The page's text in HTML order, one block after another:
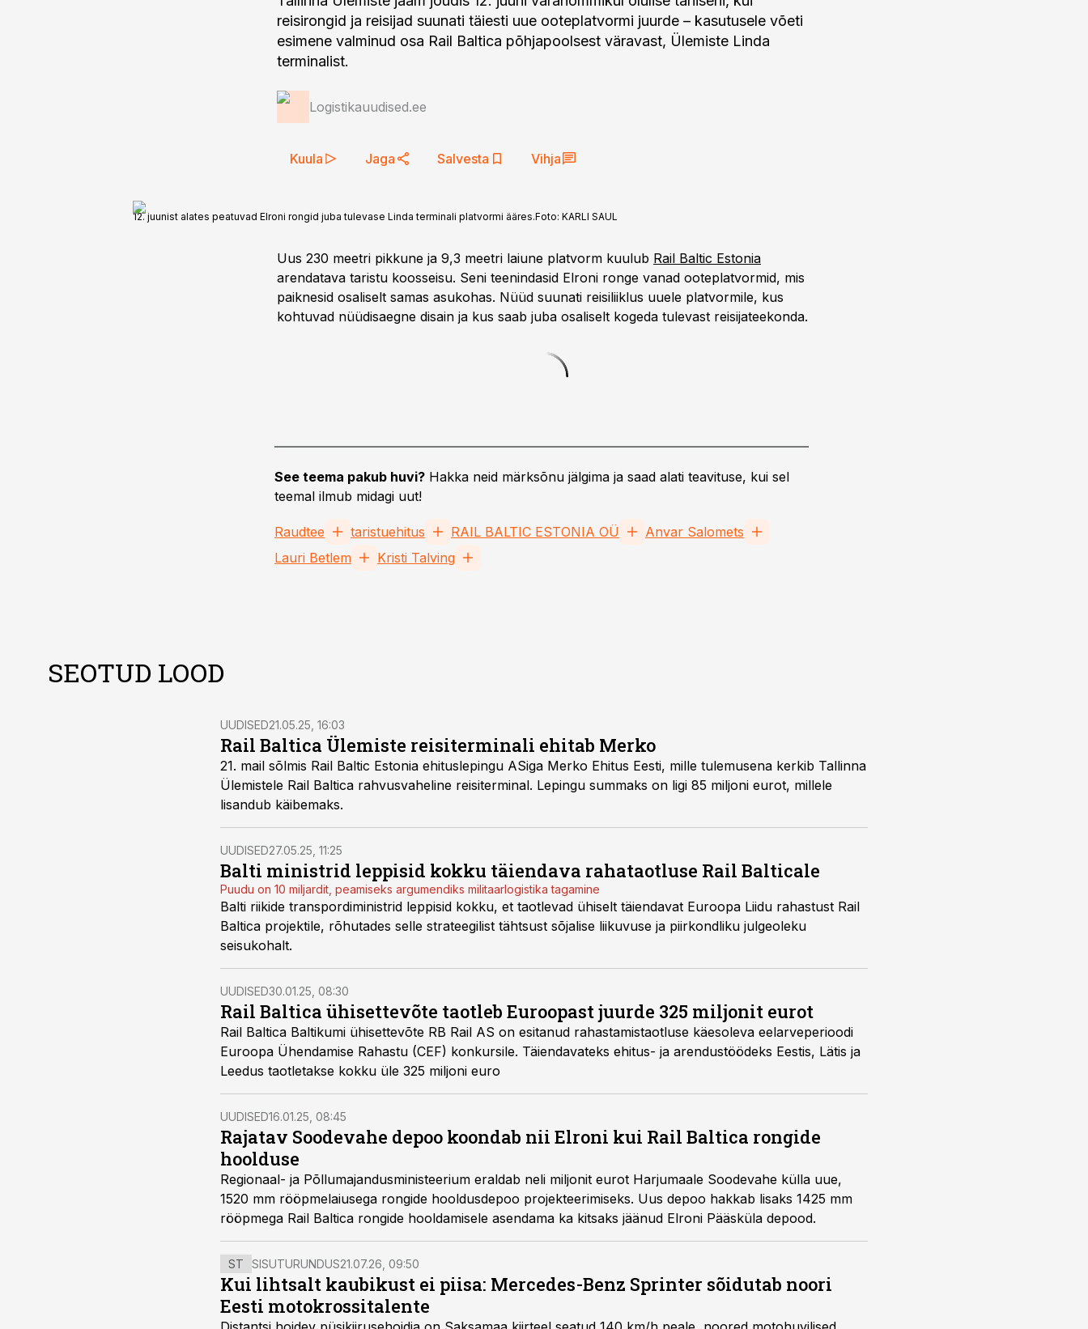
reisirongid ja reisijad suunati täiesti uue ooteplatvormi juurde – kasutusele võeti
esimene valminud osa Rail Baltica põhjapoolsest väravast, Ülemiste Linda
terminalist.
Logistikauudised.ee
Kuula Jaga Salvesta Vihja
12. juunist alates peatuvad Elroni rongid juba tulevase Linda terminali platvormi ääres.Foto: KARLI SAUL
Uus 230 meetri pikkune ja 9,3 meetri laiune platvorm kuulub Rail Baltic Estonia
arendatava taristu koosseisu. Seni teenindasid Elroni ronge vanad ooteplatvormid, mis
paiknesid osaliselt samas asukohas. Nüüd suunati reisiliiklus uuele platvormile, kus
kohtuvad nüüdisaegne disain ja kus saab juba osaliselt kogeda tulevast reisijateekonda.
See teema pakub huvi? Hakka neid märksõnu jälgima ja saad alati teavituse, kui sel
teemal ilmub midagi uut!
Raudtee taristuehitus RAIL BALTIC ESTONIA OÜ
Anvar Salomets
Lauri Betlem
Kristi Talving
SEOTUD LOOD
UUDISED21.05.25, 16:03
Rail Baltica Ülemiste reisiterminali ehitab Merko
21. mail sõlmis Rail Baltic Estonia ehituslepingu ASiga Merko Ehitus Eesti, mille tulemusena kerkib Tallinna
Ülemistele Rail Baltica rahvusvaheline reisiterminal. Lepingu summaks on ligi 85 miljoni eurot, millele
lisandub käibemaks.
UUDISED27.05.25, 11:25
Balti ministrid leppisid kokku täiendava rahataotluse Rail Balticale
Puudu on 10 miljardit, peamiseks argumendiks militaarlogistika tagamine
Balti riikide transpordiministrid leppisid kokku, et taotlevad ühiselt täiendavat Euroopa Liidu rahastust Rail
Baltica projektile, rõhutades selle strateegilist tähtsust sõjalise liikuvuse ja piirkondliku julgeoleku
seisukohalt.
UUDISED30.01.25, 08:30
Rail Baltica ühisettevõte taotleb Euroopast juurde 325 miljonit eurot
Rail Baltica Baltikumi ühisettevõte RB Rail AS on esitanud rahastamistaotluse käesoleva eelarveperioodi
Euroopa Ühendamise Rahastu (CEF) konkursile. Täiendavateks ehitus- ja arendustöödeks Eestis, Lätis ja
Leedus taotletakse kokku üle 325 miljoni euro
UUDISED16.01.25, 08:45
Rajatav Soodevahe depoo koondab nii Elroni kui Rail Baltica rongide
hoolduse
Regionaal- ja Põllumajandusministeerium eraldab neli miljonit eurot Harjumaale Soodevahe külla uue,
1520 mm rööpmelaiusega rongide hooldusdepoo projekteerimiseks. Uus depoo hakkab lisaks 1425 mm
rööpmega Rail Baltica rongide hooldamisele asendama ka kitsaks jäänud Elroni Pääsküla depood.
ST SISUTURUNDUS21.07.26, 09:50
Kui lihtsalt kaubikust ei piisa: Mercedes-Benz Sprinter sõidutab noori
Eesti motokrossitalente